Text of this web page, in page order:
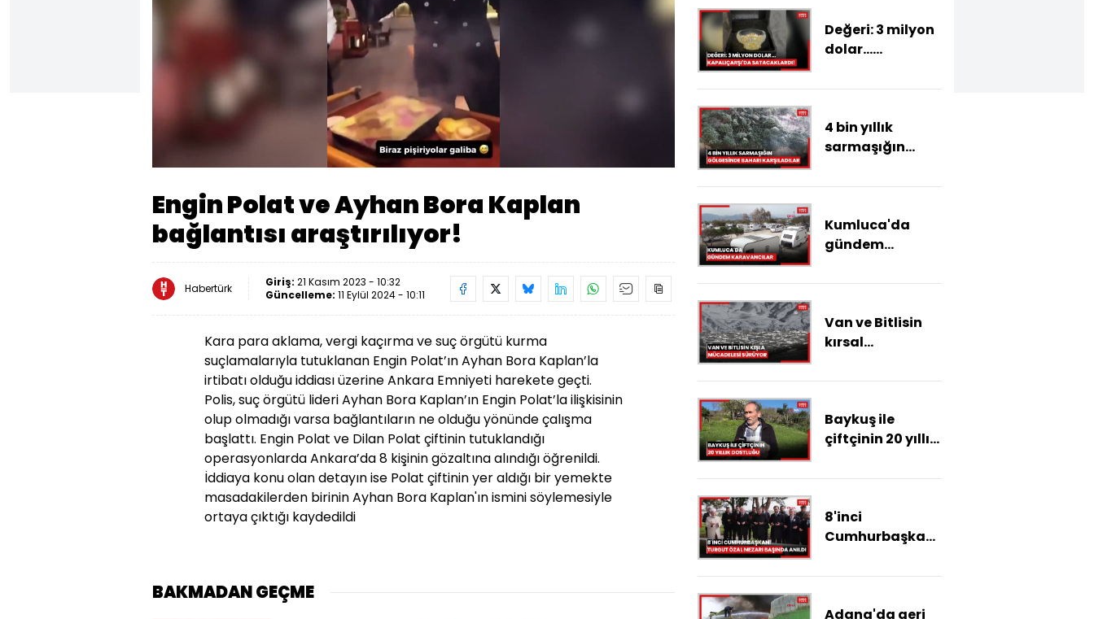
Yüklendi:
100.00%
Engin Polat ve Ayhan Bora Kaplan
bağlantısı araştırılıyor!
Habertürk Giriş: 21 Kasım 2023 - 10:32
Güncelleme: 11 Eylül 2024 - 10:11
Kara para aklama, vergi kaçırma ve suç örgütü kurma
suçlamalarıyla tutuklanan Engin Polat’ın Ayhan Bora Kaplan’la
irtibatı olduğu iddiası üzerine Ankara Emniyeti harekete geçti.
Polis, suç örgütü lideri Ayhan Bora Kaplan’ın Engin Polat’la ilişkisinin
olup olmadığı varsa bağlantıların ne olduğu yönünde çalışma
başlattı. Engin Polat ve Dilan Polat çiftinin tutuklandığı
operasyonlarda Ankara’da 8 kişinin gözaltına alındığı öğrenildi.
İddiaya konu olan detayın ise Polat çiftinin yer aldığı bir yemekte
masadakilerden birinin Ayhan Bora Kaplan'ın ismini söylemesiyle
ortaya çıktığı kaydedildi
BAKMADAN GEÇME
Değeri: 3 milyon
dolar...
satacaklardı!
4 bin yıllık
sarmaşığın
baharı
Kumluca'da
gündem
Van ve Bitlisin
kırsal
zorlu kış
mücadele
sürüyor
Baykuş ile
çiftçinin 20 yıllık
8'inci
Cumhurbaşkanı
mezarı başında
Adana'da geri